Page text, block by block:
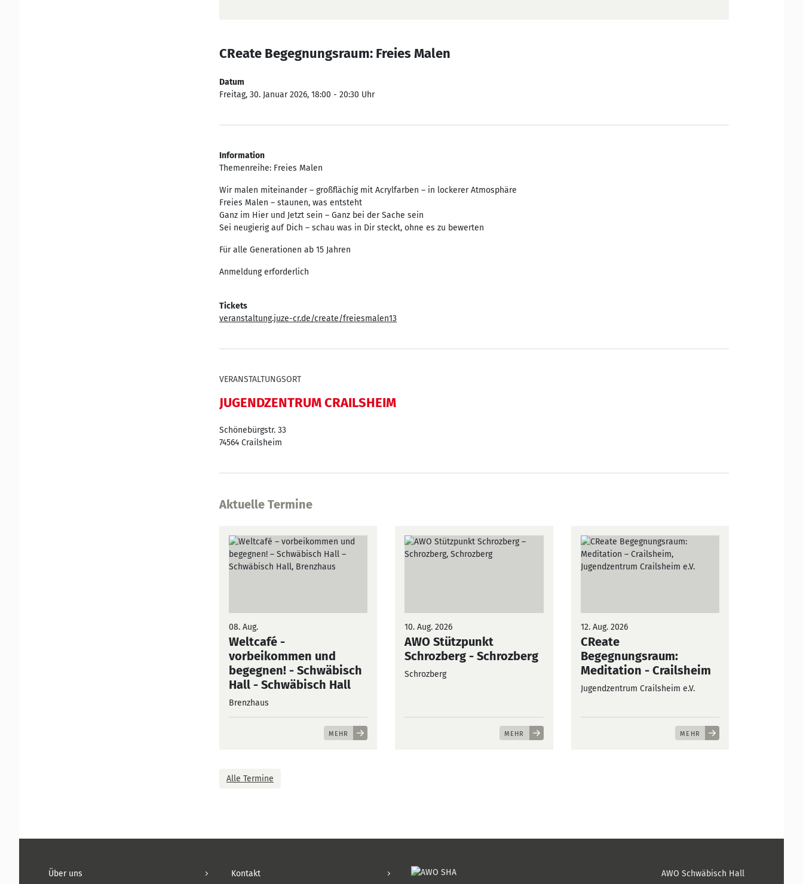
CReate Begegnungsraum: Freies Malen
Datum
Freitag, 30. Januar 2026, 18:00 - 20:30 Uhr
Information
Themenreihe: Freies Malen
Wir malen miteinander – großflächig mit Acrylfarben – in lockerer Atmosphäre
Freies Malen – staunen, was entsteht
Ganz im Hier und Jetzt sein – Ganz bei der Sache sein
Sei neugierig auf Dich – schau was in Dir steckt, ohne es zu bewerten
Für alle Generationen ab 15 Jahren
Anmeldung erforderlich
Tickets
veranstaltung.juze-cr.de/create/freiesmalen13
VERANSTALTUNGSORT
JUGENDZENTRUM CRAILSHEIM
Schönebürgstr. 33
74564 Crailsheim
Aktuelle Termine
08. Aug.
Weltcafé -
vorbeikommen und
begegnen! - Schwäbisch
Hall - Schwäbisch Hall
Brenzhaus
MEHR
10. Aug. 2026
AWO Stützpunkt
Schrozberg - Schrozberg
Schrozberg
MEHR
12. Aug. 2026
CReate
Begegnungsraum:
Meditation - Crailsheim
Jugendzentrum Crailsheim e.V.
MEHR
Alle Termine
Über uns AWO Schwäbisch Hall
Kontakt